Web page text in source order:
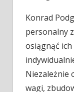
Konrad
personalny
osiągnąć
Niezależnie
wagi,